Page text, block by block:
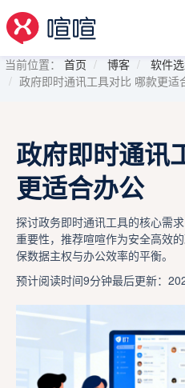
当前位置： 首页 博客
软件
政府即时通讯工具对比 哪款更适
政府即时通讯
更适合办公
探讨政务即时通讯工具的核心需
重要性，推荐喧喧作为安全高效
保数据主权与办公效率的平衡。
预计阅读时间9分钟最后更新：